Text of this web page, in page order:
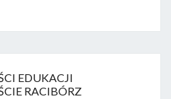
EDUKACJI
RACIBÓRZ